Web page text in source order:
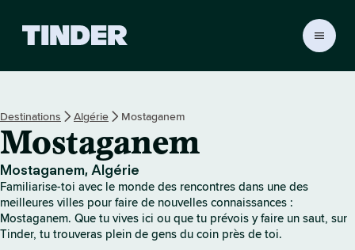
i
l
T
i
n
d
e
r
Destinations Algérie Mostaganem
Mostaganem
Mostaganem, Algérie
Familiarise-toi avec le monde des rencontres dans une des
meilleures villes pour faire de nouvelles connaissances :
Mostaganem. Que tu vives ici ou que tu prévois y faire un saut, sur
Tinder, tu trouveras plein de gens du coin près de toi.